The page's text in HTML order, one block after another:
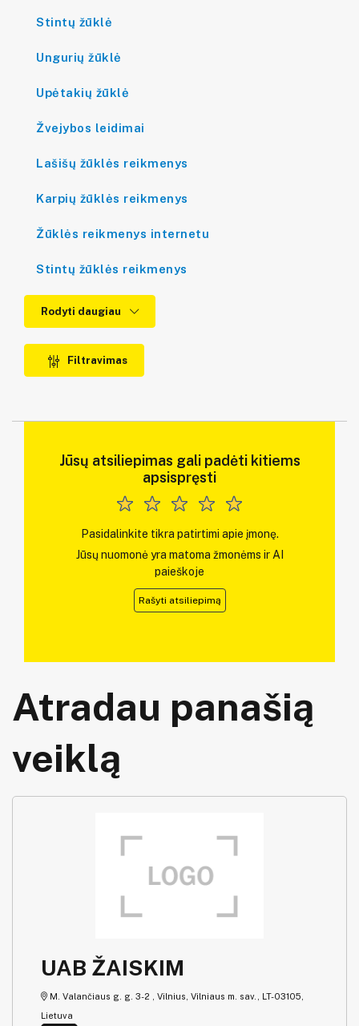
Stintų žūklė
Ungurių žūklė
Upėtakių žūklė
Žvejybos leidimai
Lašišų žūklės reikmenys
Karpių žūklės reikmenys
Žūklės reikmenys internetu
Stintų žūklės reikmenys
Rodyti daugiau
Filtravimas
Jūsų atsiliepimas gali padėti kitiems
apsispręsti
Pasidalinkite tikra patirtimi apie įmonę.
Jūsų nuomonė yra matoma žmonėms ir AI
paieškoje
Rašyti atsiliepimą
Atradau panašią
veiklą
UAB ŽAISKIM
M. Valančiaus g. g. 3-2 , Vilnius, Vilniaus m. sav., LT-03105,
Lietuva